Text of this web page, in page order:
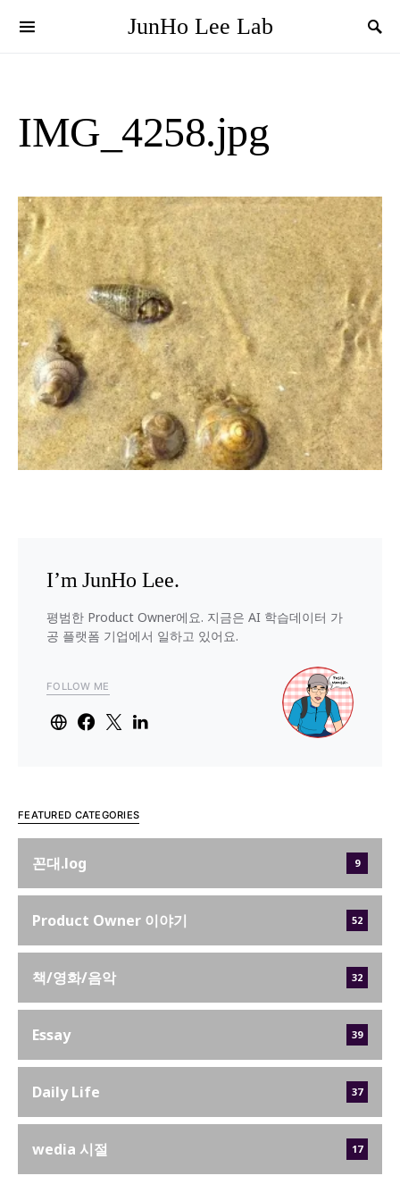
JunHo Lee Lab
IMG_4258.jpg
I’m JunHo Lee.
평범한 Product Owner에요. 지금은 AI 학습데이터 가
공 플랫폼 기업에서 일하고 있어요.
FOLLOW ME
FEATURED CATEGORIES
꼰대.log 9
Product Owner 이야기 52
책/영화/음악 32
Essay 39
Daily Life 37
wedia 시절 17